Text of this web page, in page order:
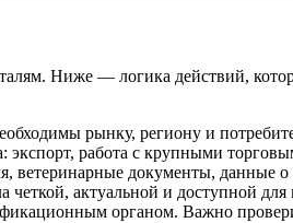
Ниже — логика действий,
рынку, региону и
работа с крупными
ветеринарные документы, данные
актуальной и доступной
органом. Важно